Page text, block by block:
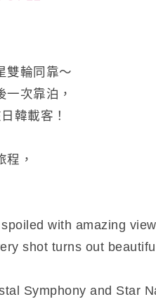
雙輪同靠～
次靠泊，
韓載客！
程，
with amazing
shot turns out
Symphony and Star